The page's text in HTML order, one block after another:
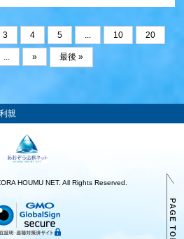
3 4 5 ... 10 20
... » 最後 »
親
HOUMU NET. All Rights Reserved.